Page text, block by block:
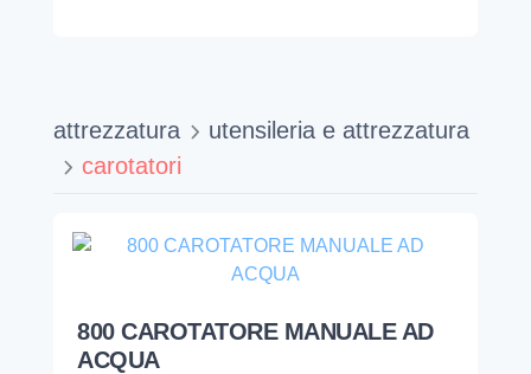
attrezzatura
utensileria e attrezzatura
carotatori
800 CAROTATORE MANUALE AD
ACQUA